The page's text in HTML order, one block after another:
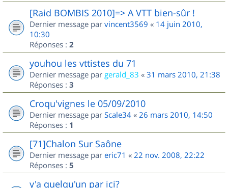
[Raid BOMBIS 2010]=> A VTT bien-sûr !
Dernier message par vincent3569 « 14 juin 2010,
10:30
Réponses : 2
youhou les vttistes du 71
Dernier message par gerald_83 « 31 mars 2010, 21:38
Réponses : 3
Croqu'vignes le 05/09/2010
Dernier message par Scale34 « 26 mars 2010, 14:50
Réponses : 1
[71]Chalon Sur Saône
Dernier message par eric71 « 22 nov. 2008, 22:22
Réponses : 5
y'a quelqu'un par ici?